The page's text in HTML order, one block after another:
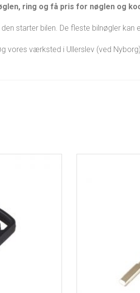
ring og få pris for nøglen og
starter bilen. De fleste bilnøgler kan
vores værksted i Ullerslev (ved